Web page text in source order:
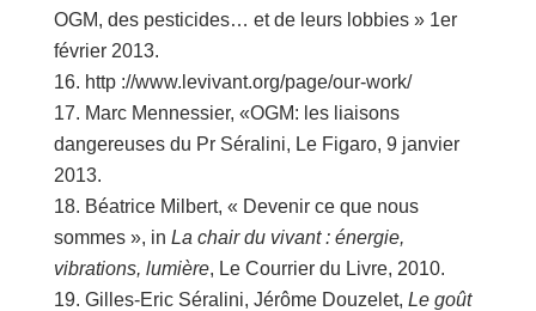
OGM, des pesticides… et de leurs lobbies » 1er
février 2013.
http ://www.levivant.org/page/our-work/
Marc Mennessier, «OGM: les liaisons
dangereuses du Pr Séralini, Le Figaro, 9 janvier
2013.
Béatrice Milbert, « Devenir ce que nous
sommes », in La chair du vivant : énergie,
vibrations, lumière, Le Courrier du Livre, 2010.
Gilles-Eric Séralini, Jérôme Douzelet, Le goût